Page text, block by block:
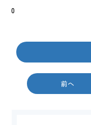
0
前へ